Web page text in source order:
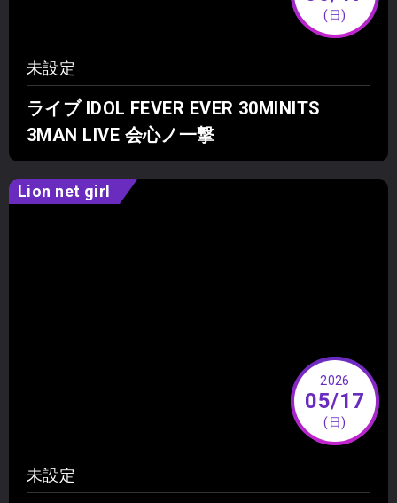
(日)
未設定
ライブ IDOL FEVER EVER 30MINITS
3MAN LIVE 会心ノ一撃
Lion net girl
2026
05/17
(日)
未設定